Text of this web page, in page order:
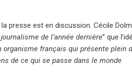
presse est en discussion. Cécile
de l’année dernière” que
organisme français qui présente plein
de ce qui se passe dans le monde